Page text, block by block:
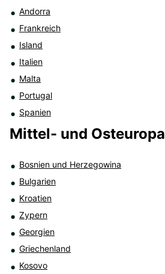
Andorra
Frankreich
Island
Italien
Malta
Portugal
Spanien
Mittel- und Osteuropa
Bosnien und Herzegowina
Bulgarien
Kroatien
Zypern
Georgien
Griechenland
Kosovo